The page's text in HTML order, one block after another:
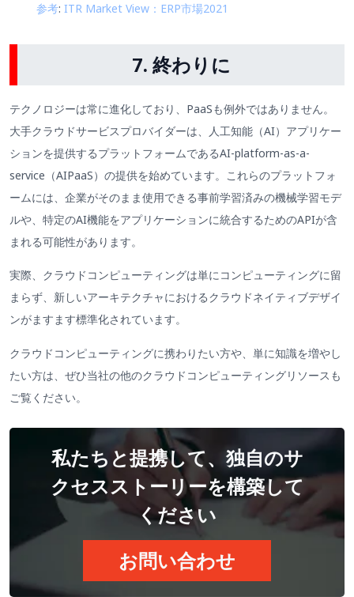
参考: ITR Market View：ERP市場2021
7. 終わりに
テクノロジーは常に進化しており、PaaSも例外ではありません。
大手クラウドサービスプロバイダーは、人工知能（AI）アプリケー
ションを提供するプラットフォームであるAI-platform-as-a-
service（AIPaaS）の提供を始めています。これらのプラットフォ
ームには、企業がそのまま使用できる事前学習済みの機械学習モデ
ルや、特定のAI機能をアプリケーションに統合するためのAPIが含
まれる可能性があります。
実際、クラウドコンピューティングは単にコンピューティングに留
まらず、新しいアーキテクチャにおけるクラウドネイティブデザイ
ンがますます標準化されています。
クラウドコンピューティングに携わりたい方や、単に知識を増やし
たい方は、ぜひ当社の他のクラウドコンピューティングリソースも
ご覧ください。
私たちと提携して、独自のサ
クセスストーリーを構築して
ください
お問い合わせ